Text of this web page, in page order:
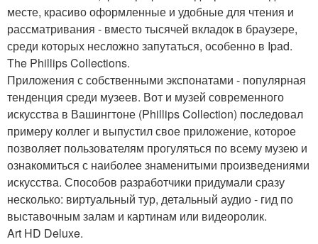
месте, красиво оформленные и удобные для чтения и
рассматривания - вместо тысячей вкладок в браузере,
среди которых несложно запутаться, особенно в Ipad.
The Phillips Collections.
Приложения с собственными экспонатами - популярная
тенденция среди музеев. Вот и музей современного
искусства в Вашингтоне (Phillips Collection) последовал
примеру коллег и выпустил свое приложение, которое
позволяет пользователям прогуляться по всему музею и
ознакомиться с наиболее знаменитыми произведениями
искусства. Способов разработчики придумали сразу
несколько: виртуальный тур, детальный аудио - гид по
выставочным залам и картинам или видеоролик.
Art HD Deluxe.